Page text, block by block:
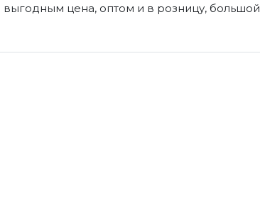
выгодным цена, оптом и в розницу,